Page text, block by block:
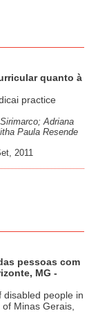
quanto à
practice
Adriana
Paula Resende
2011
pessoas com
MG -
disabled people in
Minas Gerais,